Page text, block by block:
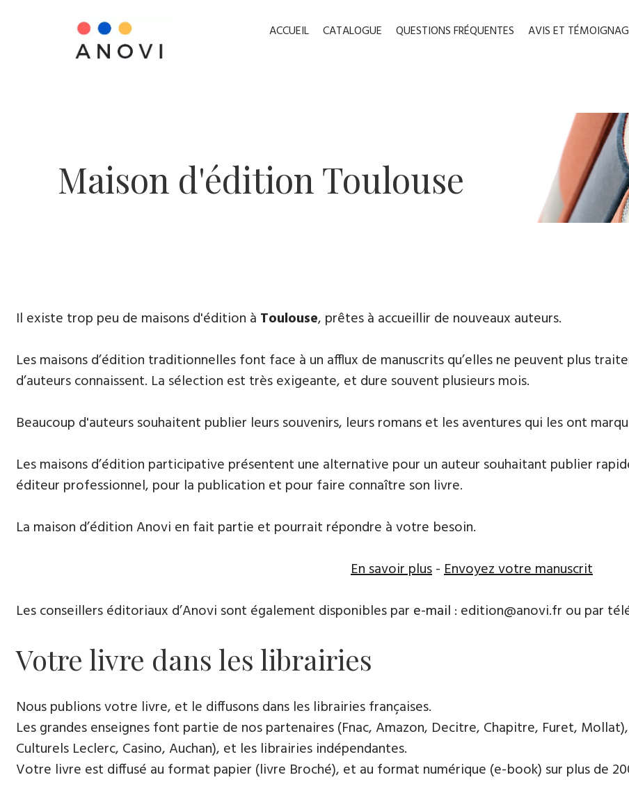
ACCUEIL CATALOGUE QUESTIONS FRÉQUENTES AVIS ET
​Maison d'édition ​Toulouse
​Il existe trop peu de maisons d'édition à Toulouse, prêtes à accueillir de nouveaux auteurs.
Les maisons d’édition traditionnelles font face à un afflux de manuscrits qu’elles ne peuvent plus
d’auteurs connaissent. La sélection est très exigeante, et dure souvent plusieurs mois.
Beaucoup d'auteurs souhaitent publier leurs souvenirs, leurs ​romans et les aventures qui les ont
Les maisons d’édition participative présentent une alternative pour un auteur souhaitant publier
éditeur professionnel, pour la publication et pour faire connaître son livre.
La maison d’édition Anovi en fait partie et pourrait répondre à votre besoin.
En savoir plus-Envoyez votre manuscrit
Les conseillers éditoriaux d’Anovi sont également disponibles par e-mail : edition@anovi.fr ou par
Votre livre dans les librairies
Nous publions votre livre, et le diffusons dans les librairies françaises​.
Les grandes enseignes font partie de nos partenaires (Fnac, Amazon, Decitre, Chapitre, Furet,
Culturels Leclerc, Casino, Auchan), et les librairies indépendantes.
Votre livre est diffusé au format papier (livre Broché), et au format numérique (e-book) sur plus de